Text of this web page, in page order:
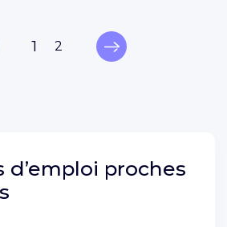
1 2
d’emploi proches